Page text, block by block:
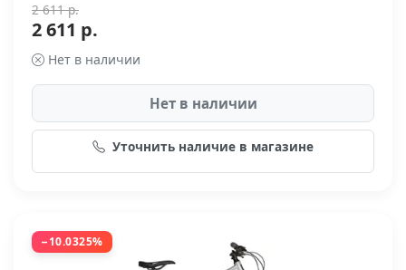
2 611 р.
2 611 р.
Нет в наличии
Нет в наличии
Уточнить наличие в магазине
−10.0325%